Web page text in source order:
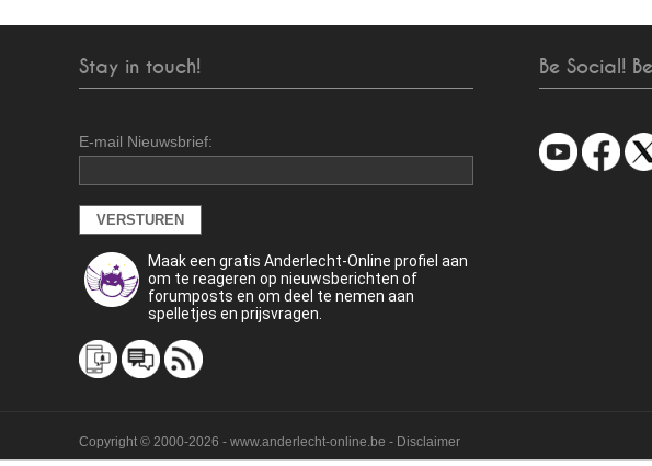
Stay in touch!
E-mail Nieuwsbrief:
Maak een gratis Anderlecht-Online profiel aan
om te reageren op nieuwsberichten of
forumposts en om deel te nemen aan
spelletjes en prijsvragen.
Be Social!
Copyright © 2000-2026 - www.anderlecht-online.be - Disclaimer